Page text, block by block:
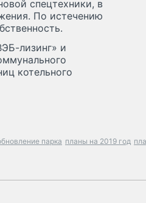
спецтехники, в
По истечению
лизинг» и
котельного
парка планы на 2019 год